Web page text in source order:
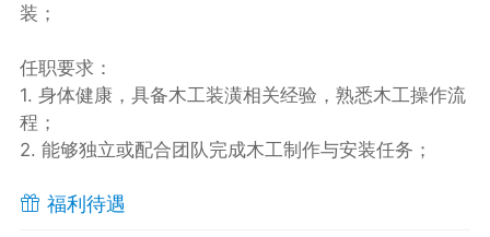
装；
任职要求：
1. 身体健康，具备木工装潢相关经验，熟悉木工操作流
程；
2. 能够独立或配合团队完成木工制作与安装任务；
福利待遇